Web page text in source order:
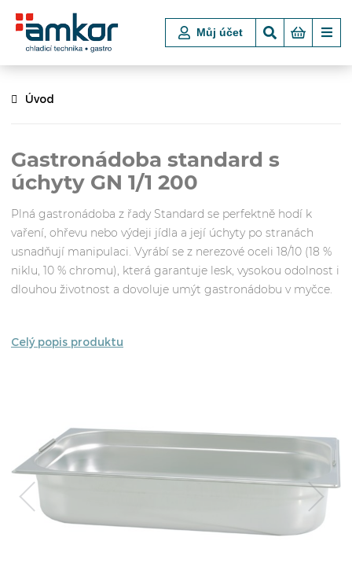
Můj účet
Úvod
Gastronádoba standard s
úchyty GN 1/1 200
Plná gastronádoba z řady Standard se perfektně hodí k
vaření, ohřevu nebo výdeji jídla a její úchyty po stranách
usnadňují manipulaci. Vyrábí se z nerezové oceli 18/10 (18 %
niklu, 10 % chromu), která garantuje lesk, vysokou odolnost i
dlouhou životnost a dovoluje umýt gastronádobu v myčce.
Celý popis produktu